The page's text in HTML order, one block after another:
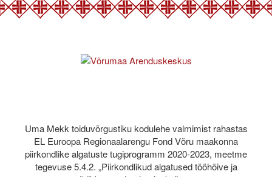
Uma Mekk toiduvõrgustiku kodulehe valmimist rahastas
EL Euroopa Regionaalarengu Fond Võru maakonna
piirkondlike algatuste tugiprogramm 2020-2023, meetme
tegevuse 5.4.2. „Piirkondlikud algatused tööhõive ja